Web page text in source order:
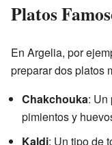
Platos
En Argelia, por
preparar dos platos
Chakchouka: Un
pimientos y
Kaldi: Un tipo de